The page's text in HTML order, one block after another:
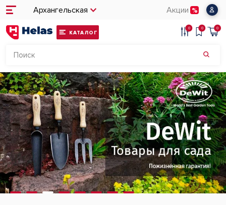
Архангельская Акции
КАТАЛОГ
0 0 0